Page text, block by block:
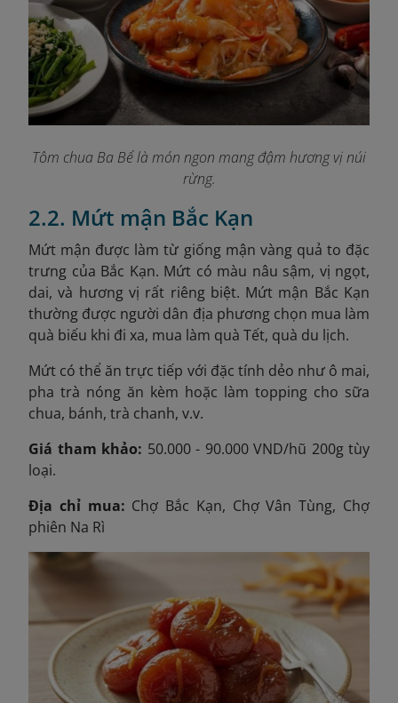
Tôm chua Ba Bể là món ngon mang đậm hương vị núi
rừng.
2.2. Mứt mận Bắc Kạn
Mứt mận được làm từ giống mận vàng quả to đặc
trưng của Bắc Kạn. Mứt có màu nâu sậm, vị ngọt,
dai, và hương vị rất riêng biệt. Mứt mận Bắc Kạn
thường được người dân địa phương chọn mua làm
quà biếu khi đi xa, mua làm quà Tết, quà du lịch.
Mứt có thể ăn trực tiếp với đặc tính dẻo như ô mai,
pha trà nóng ăn kèm hoặc làm topping cho sữa
chua, bánh, trà chanh, v.v.
Giá tham khảo: 50.000 - 90.000 VND/hũ 200g tùy
loại.
Địa chỉ mua: Chợ Bắc Kạn, Chợ Vân Tùng, Chợ
phiên Na Rì